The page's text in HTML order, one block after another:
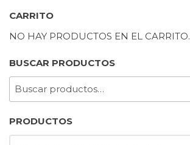
CARRITO
NO HAY PRODUCTOS EN EL CARRITO.
BUSCAR PRODUCTOS
PRODUCTOS